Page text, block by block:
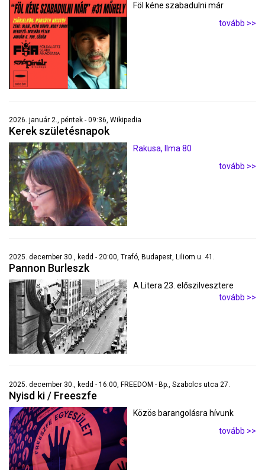
Föl kéne szabadulni már
tovább >>
2026. január 2., péntek - 09:36, Wikipedia
Kerek születésnapok
Rakusa, Ilma 80
tovább >>
2025. december 30., kedd - 20:00, Trafó, Budapest, Liliom u. 41.
Pannon Burleszk
A Litera 23. előszilvesztere
tovább >>
2025. december 30., kedd - 16:00, FREEDOM - Bp., Szabolcs utca 27.
Nyisd ki / Freeszfe
Közös barangolásra hívunk
tovább >>